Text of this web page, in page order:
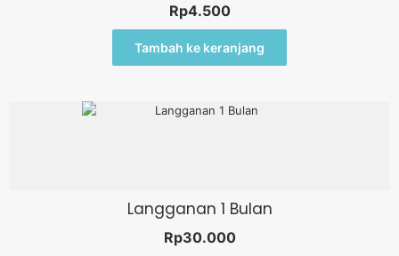
Rp4.500
Tambah ke keranjang
Langganan 1 Bulan
Rp30.000